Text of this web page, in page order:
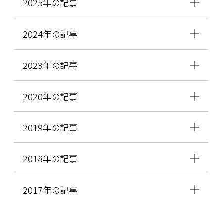
2024年の記事
2023年の記事
2020年の記事
2019年の記事
2018年の記事
2017年の記事